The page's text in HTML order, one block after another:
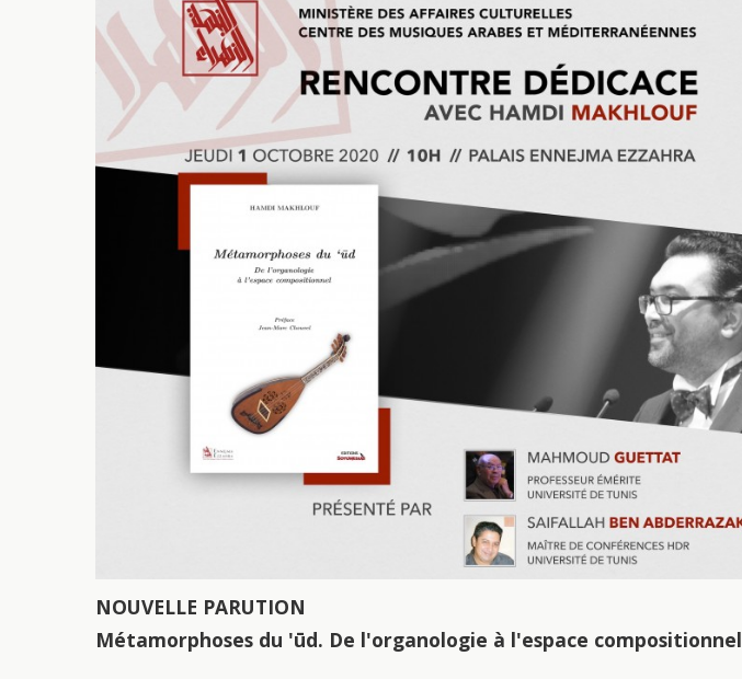
NOUVELLE PARUTION
Métamorphoses du 'ūd. De l'organologie à l'espace compositionnel